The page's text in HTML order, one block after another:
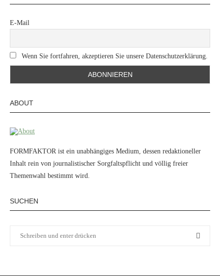
E-Mail
Wenn Sie fortfahren, akzeptieren Sie unsere Datenschutzerklärung.
ABOUT
FORMFAKTOR ist ein unabhängiges Medium, dessen redaktioneller
Inhalt rein von journalistischer Sorgfaltspflicht und völlig freier
Themenwahl bestimmt wird.
SUCHEN